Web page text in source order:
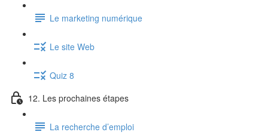
Le marketing numérique
Le site Web
Quiz 8
12. Les prochaines étapes
La recherche d’emploi